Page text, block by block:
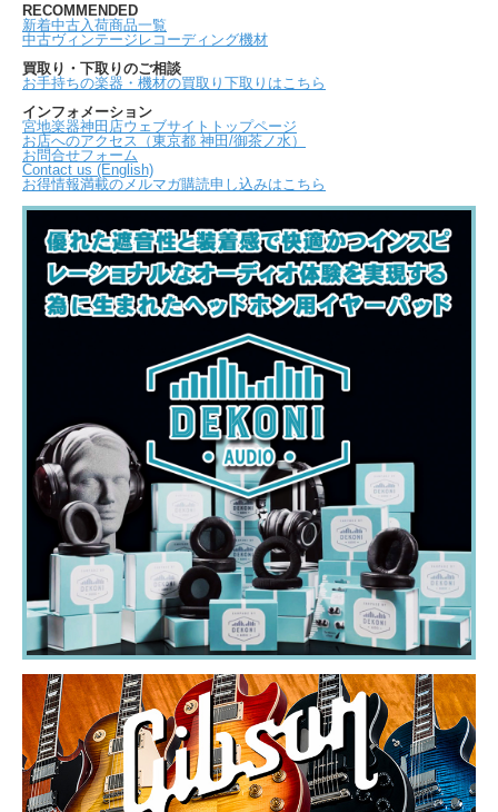
RECOMMENDED
新着中古入荷商品一覧
中古ヴィンテージレコーディング機材
買取り・下取りのご相談
お手持ちの楽器・機材の買取り下取りはこちら
インフォメーション
宮地楽器神田店ウェブサイトトップページ
お店へのアクセス（東京都 神田/御茶ノ水）
お問合せフォーム
Contact us (English)
お得情報満載のメルマガ購読申し込みはこちら